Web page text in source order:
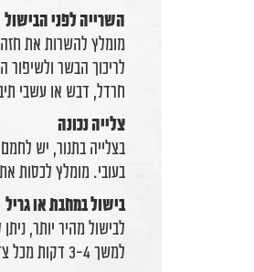
השרייה לפני הבישול
מומלץ להשרות את
לריכוך הבשר
חרדל, דבש או עשבי
צלייה נכונה
בעובי. מומלץ לכסות
בישול במחבת או גריל
לבישול מהיר יותר,
למשך 3-4 דקות מכל צד.